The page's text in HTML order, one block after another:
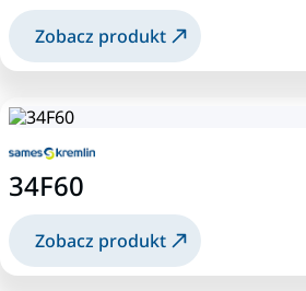
Zobacz produkt
34F60
Zobacz produkt